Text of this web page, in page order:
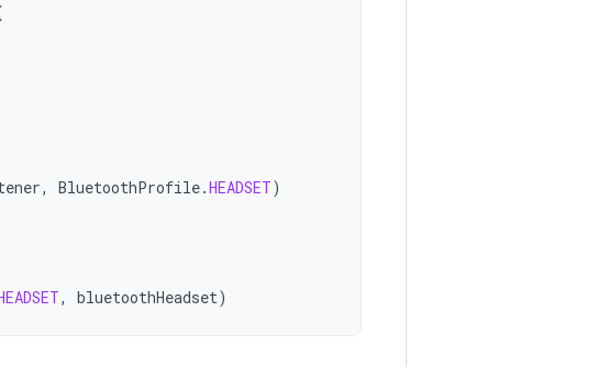
, BluetoothProfile.HEADSET)
, bluetoothHeadset)